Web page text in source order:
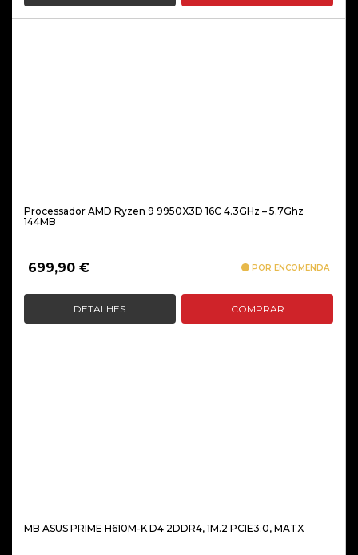
Processador AMD Ryzen 9 9950X3D 16C 4.3GHz – 5.7Ghz
144MB
699,90 € POR ENCOMENDA
DETALHES COMPRAR
MB ASUS PRIME H610M-K D4 2DDR4, 1M.2 PCIE3.0, MATX